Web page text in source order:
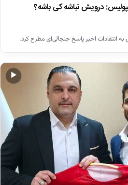
درویش نباشه کی باشه؟
انتقادات اخیر پاسخ جنجالی‌ای مطرح کرد.
▶